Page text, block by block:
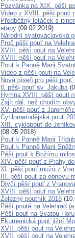
Pozvánka na XIX. pěší
Video z XVIII. pěší pouti
Předběžný letáček s
etapy (09.02.2019)
Národní svatováclavská
Proč pěší pouť na
XVIII. pěší pouť na
XVIII. pěší pouť na
Pouť k Panně Marii
Video z pěší pouti na
Nová píseň pro pěší
8. pěší pouť sv. Jakuba
Hymna XVIII. pěší pouti
Zajít dál, než chodím
XV. pěší pouť z
Cyrilometodějská pouť
XIII. cyklopouť do
(08.05.2018)
Pouť k Panně Marii
Pouť k Panně Marii
Pěší pouť k Božímu
XIV. pěší pouť z Prahy
XI. pěší pouť mužů z
III. pěší pouť za obnovu
Dívčí pěší pouť z
XVIII. pěší pouť na
Železný poutník 2018
Pěší poutě na Velehrad
Pěší pouť na Svatou Horu
Ekumenická pouť jižní
XVII. pěší pouť na
XVII. pěší pouť na